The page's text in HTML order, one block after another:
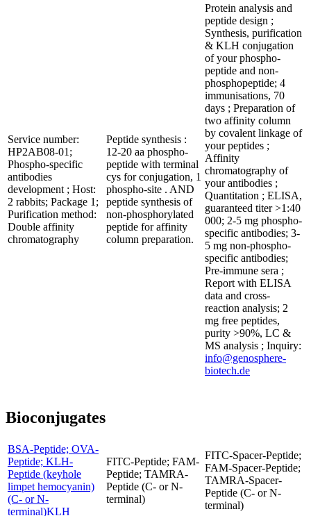
Service number:
HP2AB08-01;
Phospho-specific
antibodies
development ; Host:
2 rabbits; Package 1;
Purification method:
Double affinity
chromatography
Peptide synthesis :
12-20 aa phospho-
peptide with terminal
cys for conjugation, 1
phospho-site . AND
peptide synthesis of
non-phosphorylated
peptide for affinity
column preparation.
Protein analysis and
peptide design ;
Synthesis, purification
& KLH conjugation
of your phospho-
peptide and non-
phosphopeptide; 4
immunisations, 70
days ; Preparation of
two affinity column
by covalent linkage of
your peptides ;
Affinity
chromatography of
your antibodies ;
Quantitation ; ELISA,
guaranteed titer >1:40
000; 2-5 mg phospho-
specific antibodies; 3-
5 mg non-phospho-
specific antibodies;
Pre-immune sera ;
Report with ELISA
data and cross-
reaction analysis; 2
mg free peptides,
purity >90%, LC &
MS analysis ; Inquiry:
info@genosphere-
biotech.de
Bioconjugates
BSA-Peptide; OVA-
Peptide; KLH-
Peptide (keyhole
limpet hemocyanin)
(C- or N-
terminal)KLH
FITC-Peptide; FAM-
Peptide; TAMRA-
Peptide (C- or N-
terminal)
FITC-Spacer-Peptide;
FAM-Spacer-Peptide;
TAMRA-Spacer-
Peptide (C- or N-
terminal)